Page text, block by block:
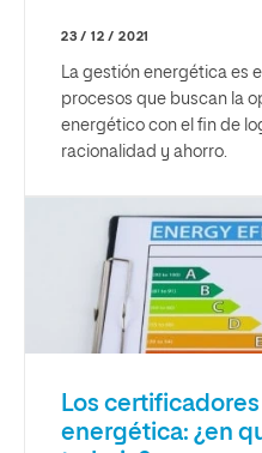
23 / 12 / 2021
La gestión energética es
procesos que buscan la
energético con el fin de
racionalidad y ahorro.
Los
energética: ¿en